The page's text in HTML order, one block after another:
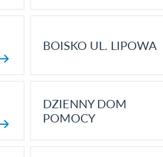
BOISKO UL. LIPOWA
DZIENNY DOM
POMOCY